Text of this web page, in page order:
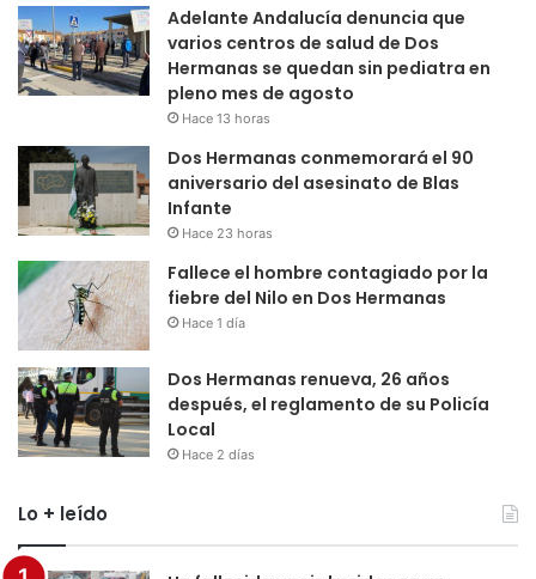
Adelante Andalucía denuncia que
varios centros de salud de Dos
Hermanas se quedan sin pediatra en
pleno mes de agosto
Hace 13 horas
Dos Hermanas conmemorará el 90
aniversario del asesinato de Blas
Infante
Hace 23 horas
Fallece el hombre contagiado por la
fiebre del Nilo en Dos Hermanas
Hace 1 día
Dos Hermanas renueva, 26 años
después, el reglamento de su Policía
Local
Hace 2 días
Lo + leído